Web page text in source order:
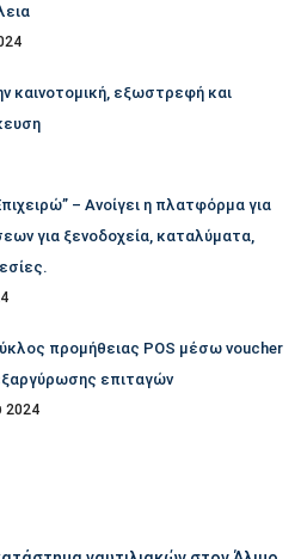
καινοτομική, εξωστρεφή και
– Ανοίγει η πλατφόρμα για
για ξενοδοχεία, καταλύματα,
προμήθειας POS μέσω voucher
επιταγών
2024